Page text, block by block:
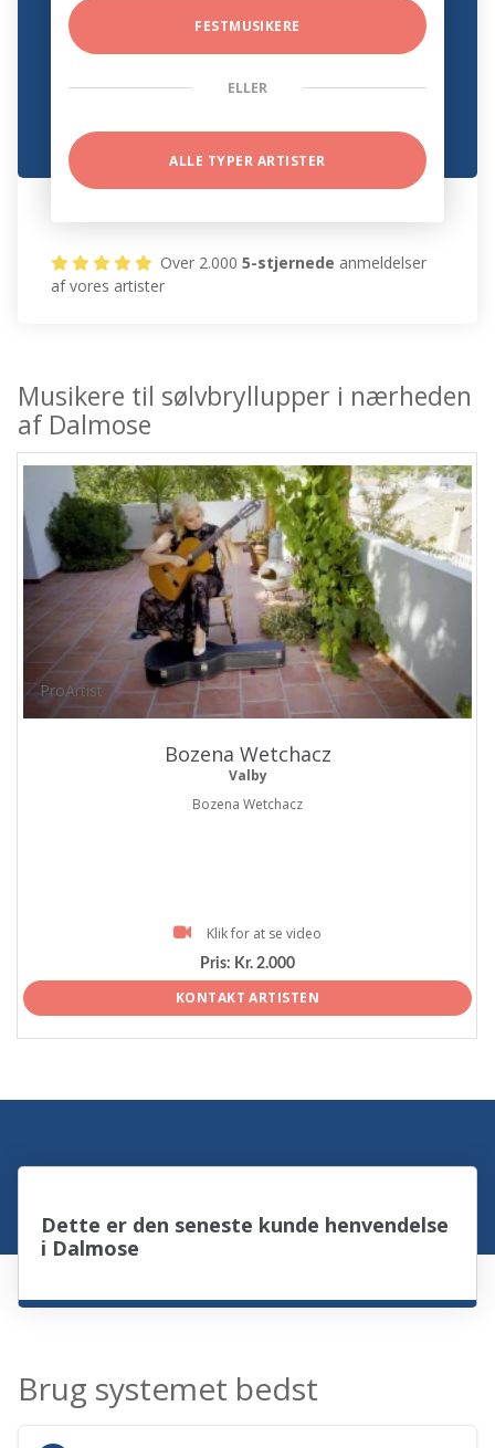
FESTMUSIKERE
ELLER
ALLE TYPER ARTISTER
Over 2.0005-stjernede anmeldelser
af vores artister
Musikere til sølvbryllupper i nærheden
af Dalmose
ProArtist
Bozena Wetchacz
Valby
Bozena Wetchacz
Klik for at se video
Pris: Kr. 2.000
KONTAKT ARTISTEN
Dette er den seneste kunde henvendelse
i Dalmose
Brug systemet bedst